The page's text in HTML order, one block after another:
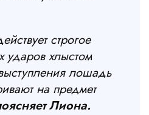
строгое
ударов хлыстом
лошадь
на предмет
Лиона.